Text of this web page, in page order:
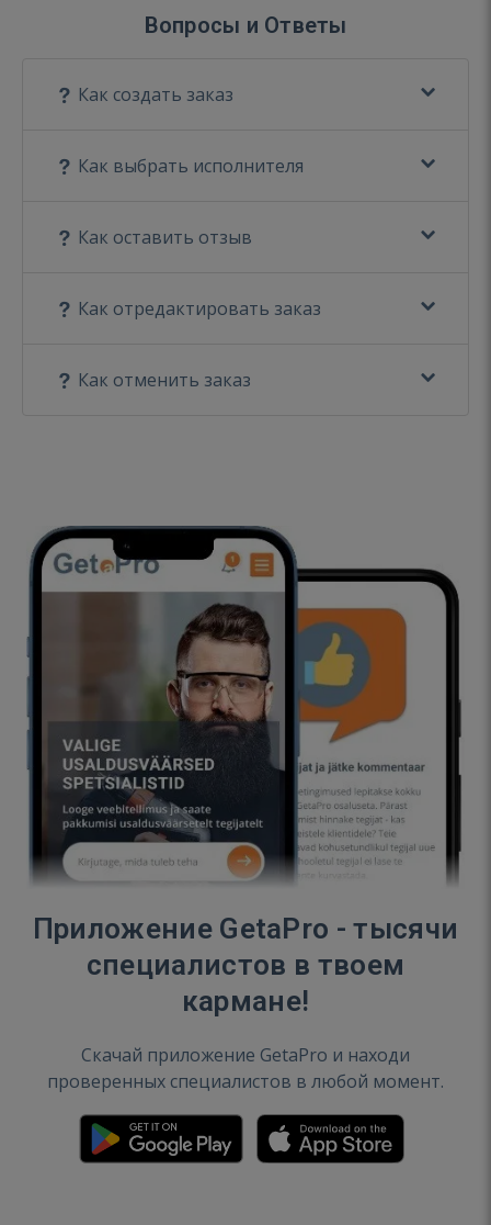
Вопросы и Ответы
Как создать заказ
Как выбрать исполнителя
Как оставить отзыв
Как отредактировать заказ
Как отменить заказ
Приложение GetaPro - тысячи
специалистов в твоем
кармане!
Скачай приложение GetaPro и находи
проверенных специалистов в любой момент.